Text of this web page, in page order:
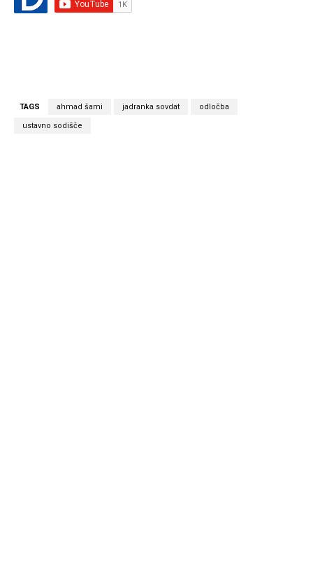
TAGS ahmad šami jadranka sovdat odločba
ustavno sodišče